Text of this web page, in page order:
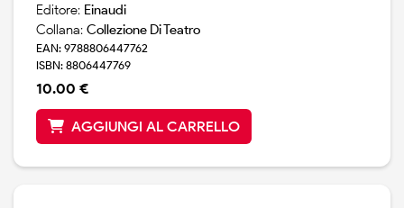
Editore: Einaudi
Collana: Collezione Di Teatro
EAN: 9788806447762
ISBN: 8806447769
10.00 €
AGGIUNGI AL CARRELLO